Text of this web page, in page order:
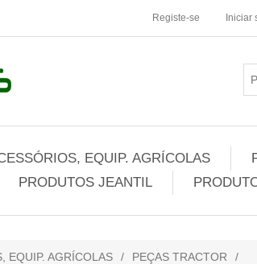
Registe-se Iniciar
EQUIP. AGRÍCOLAS
PRODUTOS JEANTIL
EQUIP. AGRÍCOLAS / PEÇAS TRACTOR
/